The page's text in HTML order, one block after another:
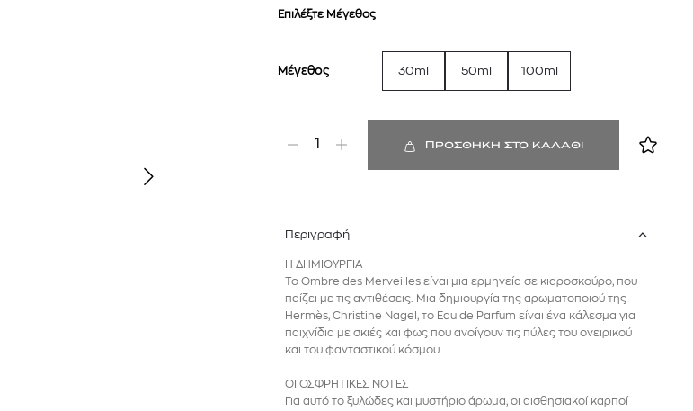
ΑΝΔΡΙΚΟ ΜΑΓΙΟ ΣΟΡΤΣ
102,00 € 15% 61,84 € OFFER
Επιλέξτε Μέγεθος
Μέγεθος 30ml 50ml 100ml
1 ΠΡΟΣΘΗΚΗ ΣΤΟ ΚΑΛΑΘΙ
Περιγραφή
Η ΔΗΜΙΟΥΡΓΙΑ
Το Ombre des Merveilles είναι μια ερμηνεία σε κιαροσκούρο, που
παίζει με τις αντιθέσεις. Μια δημιουργία της αρωματοποιού της
Hermès, Christine Nagel, το Eau de Parfum είναι ένα κάλεσμα για
παιχνίδια με σκιές και φως που ανοίγουν τις πύλες του ονειρικού
και του φανταστικού κόσμου.
ΟΙ ΟΣΦΡΗΤΙΚΕΣ ΝΟΤΕΣ
Για αυτό το ξυλώδες και μυστήριο άρωμα, οι αισθησιακοί καρποί